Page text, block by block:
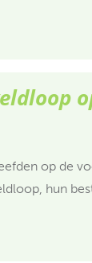
op de
hun